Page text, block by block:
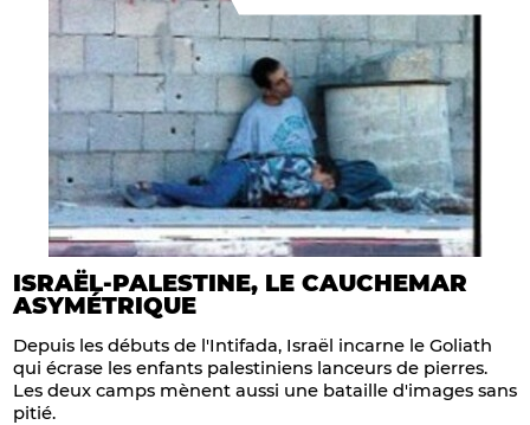
ISRAËL-PALESTINE, LE CAUCHEMAR
ASYMÉTRIQUE
Depuis les débuts de l'Intifada, Israël incarne le Goliath
qui écrase les enfants palestiniens lanceurs de pierres.
Les deux camps mènent aussi une bataille d'images sans
pitié.